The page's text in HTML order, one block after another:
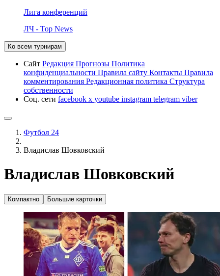
Лига конференций
ЛЧ - Top News
Ко всем турнирам
Сайт Редакция Прогнозы Политика
конфиденциальности Правила сайту Контакты Правила
комментирования Редакционная политика Структура
собственности
Соц. сети facebook x youtube instagram telegram viber
Футбол 24
Владислав Шовковский
Владислав Шовковский
Компактно Большие карточки